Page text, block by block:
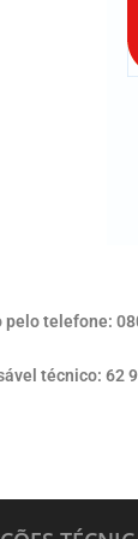
telefone:
técnico: 62